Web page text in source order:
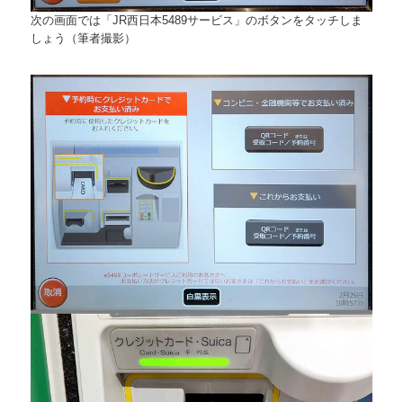
次の画面では「JR西日本5489サービス」のボタンをタッチしま
しょう（筆者撮影）